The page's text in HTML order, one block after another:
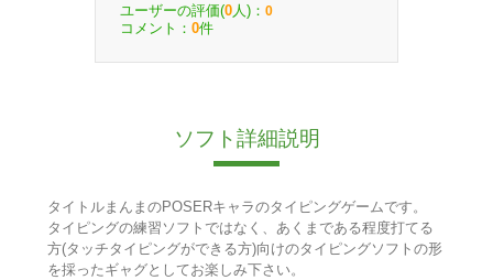
ユーザーの評価(0 人)： 0
コメント： 0件
ソフト詳細説明
タイトルまんまのPOSERキャラのタイピングゲームです。
タイピングの練習ソフトではなく、あくまである程度打てる
方(タッチタイピングができる方)向けのタイピングソフトの形
を採ったギャグとしてお楽しみ下さい。